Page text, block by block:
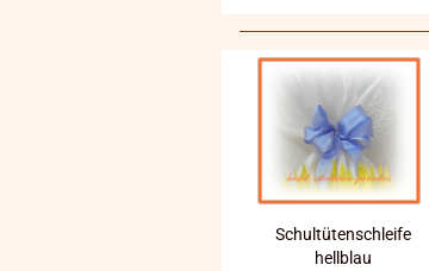
Schultütenschleife
hellblau